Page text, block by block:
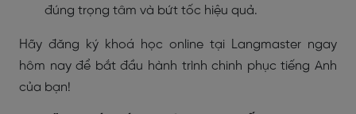
đúng trọng tâm và bứt tốc hiệu quả.
Hãy đăng ký khoá học online tại Langmaster ngay
hôm nay để bắt đầu hành trình chinh phục tiếng Anh
của bạn!